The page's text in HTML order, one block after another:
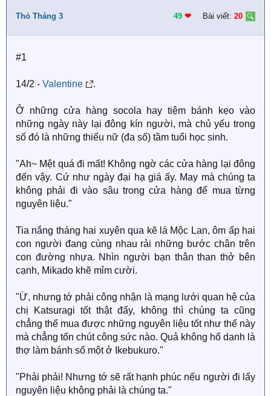
Thỏ Tháng 3 49 ❤︎ Bài viết: 20
#1
14/2 - Valentine .
Ở những cửa hàng socola hay tiệm bánh kẹo vào
những ngày này lại đông kín người, mà chủ yếu trong
số đó là những thiếu nữ (đa số) tầm tuổi học sinh.
"Ah~ Mệt quá đi mất! Không ngờ các cửa hàng lại đông
đến vậy. Cứ như ngày đại hạ giá ấy. May mà chúng ta
không phải đi vào sâu trong cửa hàng để mua từng
nguyên liệu."
Tia nắng tháng hai xuyên qua kẽ lá Mộc Lan, ôm ấp hai
con người đang cùng nhau rải những bước chân trên
con đường nhựa. Nhìn người bạn thân than thở bên
cạnh, Mikado khẽ mỉm cười.
"Ừ, nhưng tớ phải công nhận là mạng lưới quan hệ của
chị Katsuragi tốt thật đấy, không thì chúng ta cũng
chẳng thể mua được những nguyên liệu tốt như thế này
mà chẳng tốn chút công sức nào. Quả không hổ danh là
thợ làm bánh số một ở Ikebukuro."
"Phải phải! Nhưng tớ sẽ rất hạnh phúc nếu người đi lấy
nguyên liệu không phải là chúng ta."